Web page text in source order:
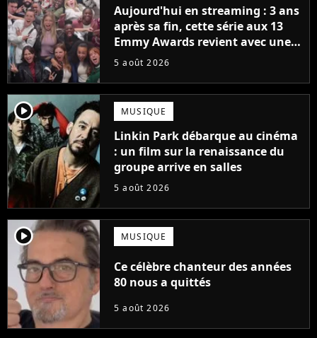
Aujourd'hui en streaming : 3 ans
après sa fin, cette série aux 13
Emmy Awards revient avec une
suite... totalement différente
5 août 2026
player2 MUSIQUE
Linkin Park débarque au cinéma
: un film sur la renaissance du
groupe arrive en salles
5 août 2026
player2 MUSIQUE
Ce célèbre chanteur des années
80 nous a quittés
5 août 2026